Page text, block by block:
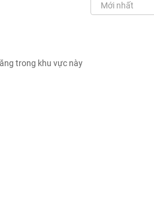
Mới nhất
trong khu vực này